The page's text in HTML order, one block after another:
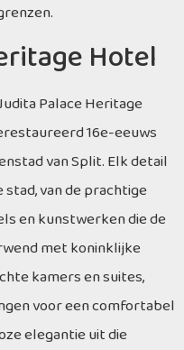
Hotel
Palace Heritage
16e-eeuws
van Split. Elk detail
van de prachtige
en kunstwerken die de
met koninklijke
kamers en suites,
voor een comfortabel
elegantie uit die